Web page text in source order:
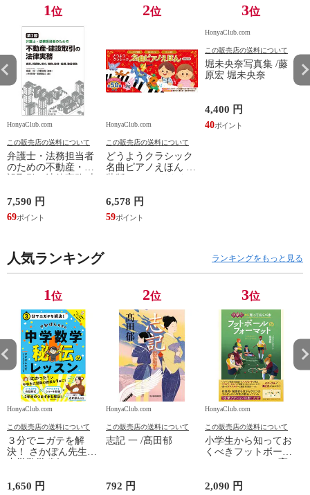
1位
HonyaClub.com
この販売店の送料について
弁護士・法務担当者
のための不動産・建
開発、設計・監理、
建設請負 第２版 /富
田裕 小里佳嵩
7,590 円
69
2位
HonyaClub.com
この販売店の送料について
どうようクラシック
名曲ピアノえほん 新
ワシマミワコ
6,578 円
59
3位
HonyaClub.com
この販売店の送料について
堀未央奈写真集 /藤
原宏 堀未央奈
4,400 円
40
人気ランキング ランキングをもっと見る
1位
HonyaClub.com
この販売店の送料について
３分でニガテを解
決！ さかぽん先生の
1,650 円
2位
HonyaClub.com
この販売店の送料について
志記 一 /髙田郁
792 円
3位
HonyaClub.com
この販売店の送料について
小学生から知ってお
くべきフットボール
2,090 円